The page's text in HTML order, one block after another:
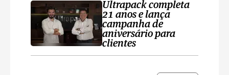
Ultrapack completa
21 anos e lança
campanha de
aniversário para
clientes